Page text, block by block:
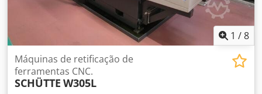
mm/2150 mm, peso: aprox. 3100 kg. É possível realizar
uma inspeção no local. Crjdpfx Adszpa Scoysf
1 /8
Máquinas de retificação de
ferramentas CNC.
SCHÜTTE W305L